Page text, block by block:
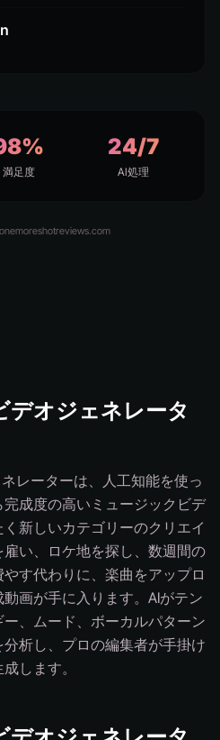
満足度
24/7
AI処理
オジェネレータ
レーターは、人工知能を使っ
成度の高いミュージックビデ
新しいカテゴリーのクリエイ
い、ロケ地を探し、数週間の
す代わりに、楽曲をアップロ
画が手に入ります。AIがテン
、ムード、ボーカルパターン
析し、プロの編集者が手掛け
します。